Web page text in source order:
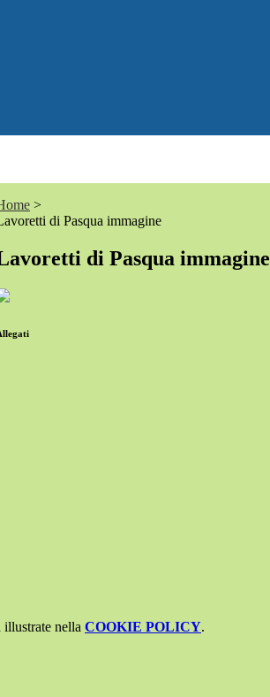
>
di Pasqua immagine
di Pasqua immagine
nella COOKIE POLICY.